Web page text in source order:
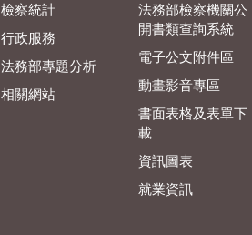
檢察統計
行政服務
法務部專題分析
相關網站
法務部檢察機關公
開書類查詢系統
電子公文附件區
動畫影音專區
書面表格及表單下
載
資訊圖表
就業資訊